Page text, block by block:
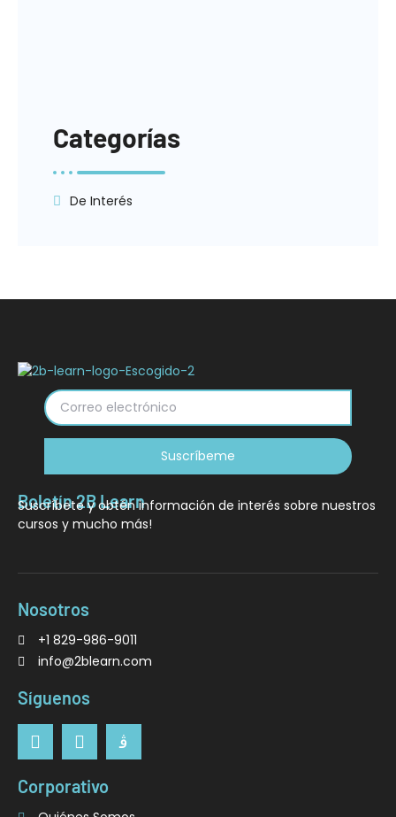
Categorías
De Interés
Boletín 2B Learn
Suscríbete y obtén información de interés sobre nuestros
cursos y mucho más!
Suscríbeme
Nosotros
+1 829-986-9011
info@2blearn.com
Síguenos
Corporativo